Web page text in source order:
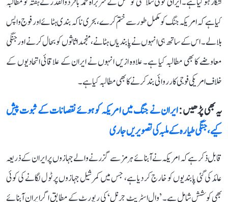
کیا ہے کہ امریکہ جنگ کو مکمل طور سے ختم کرے، بحری ناکہ بندی ہٹائے اور فوج واپس
بلا لے۔ اس کے ساتھ ہی انہوں نے پابندیاں ہٹانے، منجمد اثاثوں کو بحال کرنے اور جنگی
معاوضے کا بھی مطالبہ کیا ہے۔ علاوہ ازیں انہوں نے ایران کے علاقائی اتحادیوں کے
خلاف امریکی فوجی کارروائی بند کرنے کا بھی مطالبہ کیا ہے۔
یہ بھی پڑھیں :ایران نے جنگ میں امریکہ کو ہوئے نقصانات کے ثبوت پیش
کیے، جنگی طیارہ کے ملبہ کی تصویریں جاری
قابل ذکر ہے کہ امریکہ نے آبنائے ہرمز سے گزرنے والے جہازوں پر ایران کے ذریعہ
عائد کی گئی پابندیوں کو خارج کر دیا ہے، جس میں کمرشیل جہازوں پر ٹول لگانے کی کوئی
بھی کوشش شامل ہے۔ ’وال اسٹریٹ جرنل‘ کی رپورٹ کے مطابق اگر ایران آبنائے